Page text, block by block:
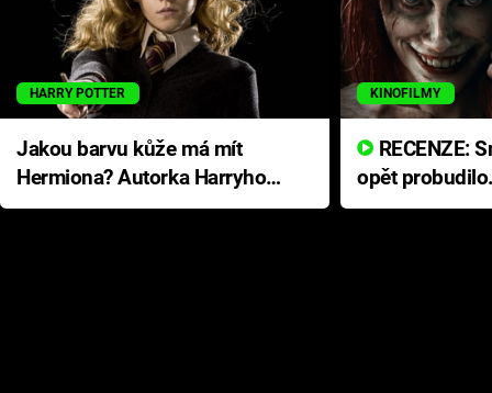
HARRY POTTER
Jakou barvu kůže má mít
Hermiona? Autorka Harryho
Pottera přišla s ráznou
KINOFILMY
opět
přichází s